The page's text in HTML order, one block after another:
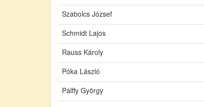
Szabolcs József
Schmidt Lajos
Rauss Károly
Póka László
Pálffy György